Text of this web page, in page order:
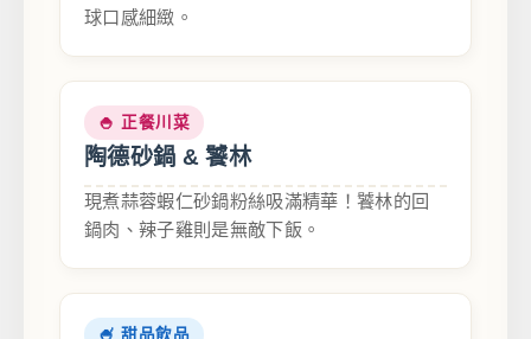
球口感細緻。
🍚 正餐川菜
陶德砂鍋 & 饕林
現煮蒜蓉蝦仁砂鍋粉絲吸滿精華！饕林的回
鍋肉、辣子雞則是無敵下飯。
🍧 甜品飲品